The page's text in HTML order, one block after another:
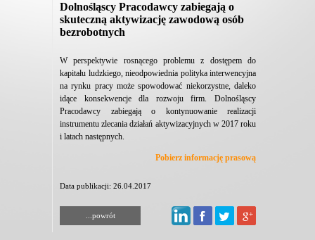
Dolnośląscy Pracodawcy zabiegają o
skuteczną aktywizację zawodową osób
bezrobotnych
W perspektywie rosnącego problemu z dostępem do
kapitału ludzkiego, nieodpowiednia polityka interwencyjna
na rynku pracy może spowodować niekorzystne, daleko
idące konsekwencje dla rozwoju firm. Dolnośląscy
Pracodawcy zabiegają o kontynuowanie realizacji
instrumentu zlecania działań aktywizacyjnych w 2017 roku
i latach następnych.
Pobierz informację prasową
Data publikacji: 26.04.2017
...powrót